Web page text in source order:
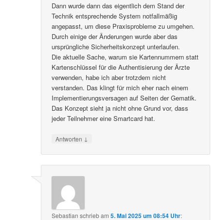
Dann wurde dann das eigentlich dem Stand der
Technik entsprechende System notfallmäßig
angepasst, um diese Praxisprobleme zu umgehen.
Durch einige der Änderungen wurde aber das
ursprüngliche Sicherheitskonzept unterlaufen.
Die aktuelle Sache, warum sie Kartennummern statt
Kartenschlüssel für die Authentisierung der Ärzte
verwenden, habe ich aber trotzdem nicht
verstanden. Das klingt für mich eher nach einem
Implementierungsversagen auf Seiten der Gematik.
Das Konzept sieht ja nicht ohne Grund vor, dass
jeder Teilnehmer eine Smartcard hat.
Antworten ↓
Sebastian schriebam5. Mai 2025 um 08:54 Uhr: